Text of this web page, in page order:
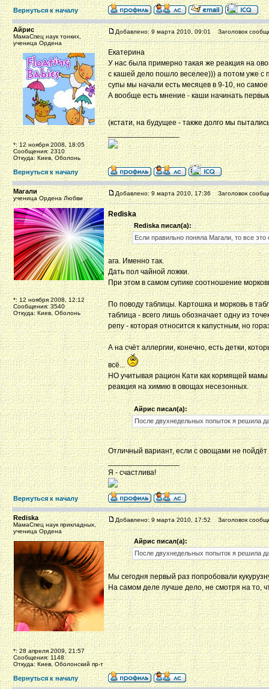
Вернуться к началу
Айрис
МамаСпец наук тонких,
ученица Ордена
*: 12 ноября 2008, 18:05
Сообщения: 2310
Откуда: Киев, Оболонь
Добавлено: 9 марта 2010, 09:01 Заголовок
Екатерина
У нас была примерно такая же реакция на
с кашей дело пошло веселее))) а потом уже с
супы мы начали есть месяцев в 9-10, но
А вообще есть мнение - каши начинать
(кстати, на будущее - также долго мы
_________________
Вернуться к началу
Магали
ученица Ордена Любви
*: 12 ноября 2008, 12:12
Сообщения: 3540
Откуда: Киев, Оболонь
Добавлено: 9 марта 2010, 17:36 Заголовок
Rediska
Rediska писал(а):
Если правильно поняла Магали, то все
ага. Именно так.
Дать пол чайной ложки.
При этом в самом супике соотношение
По поводу таблицы. Картошка и морковь в
таблица - всего лишь обозначает одну из
репу - которая относится к капустным, но
А на счёт аллергии, конечно, есть детки,
всё...
НО учитывая рацион Кати как кормящей мамы
реакция на химию в овощах несезонных.
Айрис писал(а):
После двухнедельных попыток я решила
Отличный вариант, если с овощами не
_________________
Я - счастлива!
Вернуться к началу
Rediska
МамаСпец наук прикладных,
ученица Ордена
*: 28 апреля 2009, 21:57
Сообщения: 1148
Откуда: Киев, Оболонский пр-т
Добавлено: 9 марта 2010, 17:52 Заголовок
Айрис писал(а):
После двухнедельных попыток я решила
Мы сегодня первый раз попробовали
На самом деле лучше дело, не смотря на то,
Вернуться к началу